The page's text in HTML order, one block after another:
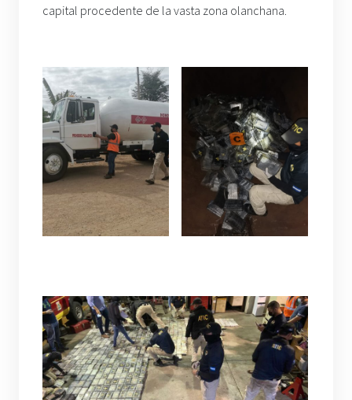
capital procedente de la vasta zona olanchana.